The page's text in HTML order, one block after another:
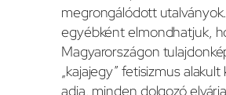
megrongálódott
egyébként elmondhatjuk,
Magyarországon
„kajajegy” fetisizmus
adja, minden dolgozó